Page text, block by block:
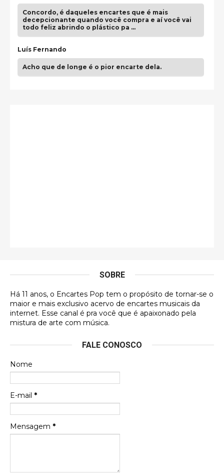
Concordo, é daqueles encartes que é mais
decepcionante quando você compra e aí você vai
todo feliz abrindo o plástico pa …
Luís Fernando
Acho que de longe é o pior encarte dela.
DVD MIDINHO
Francierton
futuras aquisições, e olhando o encarte aqui, me
Francierton
Espero que tenham sentido minha falta, informo
que estou de volta para trazer mais contribuições
SOBRE
Há 11 anos, o Encartes Pop tem o propósito de tornar-se o
maior e mais exclusivo acervo de encartes musicais da
internet. Esse canal é pra você que é apaixonado pela
mistura de arte com música.
FALE CONOSCO
Nome
E-mail *
Mensagem *